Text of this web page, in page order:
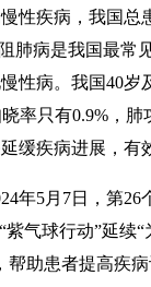
疾病，我国总
肺病是我国最常
性病。我国40岁
率只有0.9%，
缓疾病进展，有
5月7日，第26
紫气球行动”延续
助患者提高疾